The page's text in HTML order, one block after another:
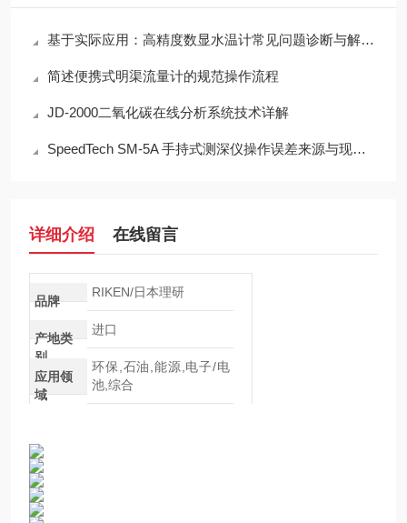
基于实际应用：高精度数显水温计常见问题诊断与解决策略
简述便携式明渠流量计的规范操作流程
JD-2000二氧化碳在线分析系统技术详解
SpeedTech SM-5A 手持式测深仪操作误差来源与现场应用技术规范
详细介绍 在线留言
品牌
RIKEN/日本理研
产地类
别
进口
应用领
域
环保,石油,能源,电子/电
池,综合